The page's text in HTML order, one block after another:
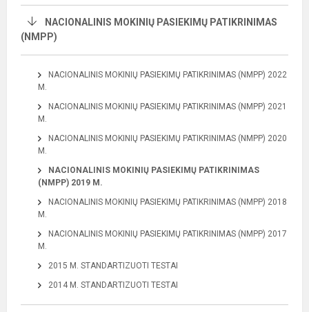
NACIONALINIS MOKINIŲ PASIEKIMŲ PATIKRINIMAS
(NMPP)
NACIONALINIS MOKINIŲ PASIEKIMŲ PATIKRINIMAS (NMPP) 2022
M.
NACIONALINIS MOKINIŲ PASIEKIMŲ PATIKRINIMAS (NMPP) 2021
M.
NACIONALINIS MOKINIŲ PASIEKIMŲ PATIKRINIMAS (NMPP) 2020
M.
NACIONALINIS MOKINIŲ PASIEKIMŲ PATIKRINIMAS
(NMPP) 2019 M.
NACIONALINIS MOKINIŲ PASIEKIMŲ PATIKRINIMAS (NMPP) 2018
M.
NACIONALINIS MOKINIŲ PASIEKIMŲ PATIKRINIMAS (NMPP) 2017
M.
2015 M. STANDARTIZUOTI TESTAI
2014 M. STANDARTIZUOTI TESTAI